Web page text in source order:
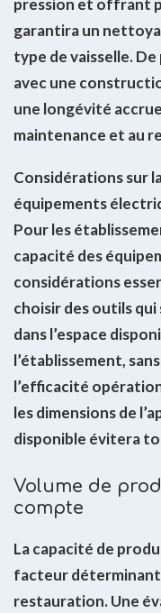
pression et offrant
garantira un
type de vaisselle.
avec une
une longévité
maintenance et au
Considérations sur
équipements
Pour les
capacité des
considérations
choisir des outils
dans l’espace
l’établissement,
l’efficacité
les dimensions de
disponible évitera
Volume de
compte
La capacité de
facteur déterminant
restauration. Une